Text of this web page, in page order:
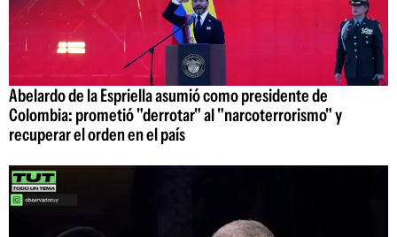
Abelardo de la Espriella asumió como presidente de
Colombia: prometió "derrotar" al "narcoterrorismo" y
recuperar el orden en el país